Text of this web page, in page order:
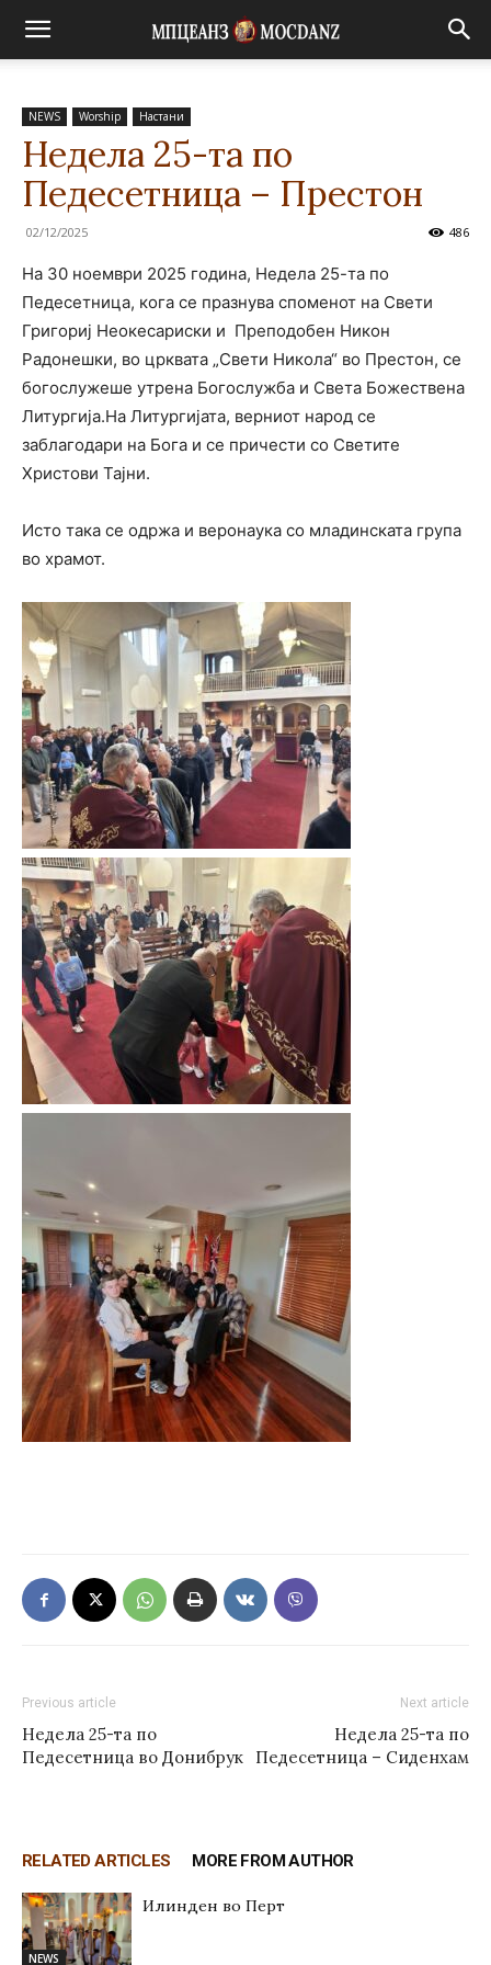
NEWS Worship Настани
Недела 25-та по
Педесетница – Престон
02/12/2025 486
На 30 ноември 2025 година, Недела 25-та по
Педесетница, кога се празнува споменот на Свети
Григориј Неокесариски и Преподобен Никон
Радонешки, во црквата „Свети Никола“ во Престон, се
богослужеше утрена Богослужба и Света Божествена
Литургија.На Литургијата, верниот народ се
заблагодари на Бога и се причести со Светите
Христови Тајни.
Исто така се одржа и веронаука со младинската група
во храмот.
Previous article
Недела 25-та по
Педесетница во Донибрук
Next article
Недела 25-та по
Педесетница – Сиденхам
RELATED ARTICLES MORE FROM AUTHOR
NEWS
Илинден во Перт